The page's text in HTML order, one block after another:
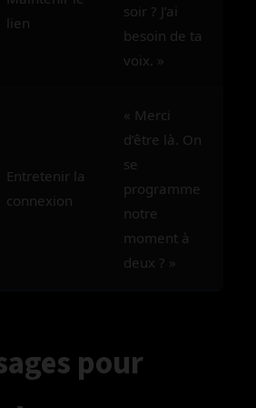
lien
soir ? J’ai
besoin de ta
voix. »
Entretenir la
connexion
« Merci
d’être là. On
se
programme
notre
moment à
deux ? »
pour